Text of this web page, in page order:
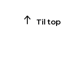
Til top